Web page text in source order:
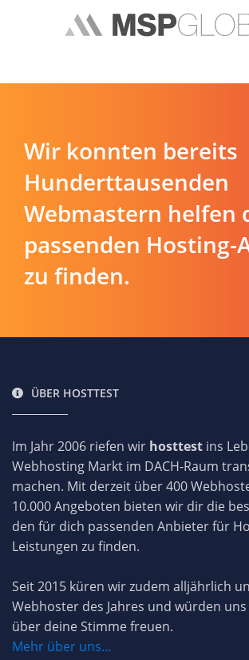
Wir konnten bereits
Hunderttausenden
Webmastern helfen
passenden Hosting-
zu finden.
ÜBER HOSTTEST
Im Jahr 2006 riefen wir hosttest ins
Webhosting Markt im DACH-Raum
machen. Mit derzeit über 400
10.000 Angeboten bieten wir dir die
den für dich passenden Anbieter für
Leistungen zu finden.
Seit 2015 küren wir zudem alljährlich
Webhoster des Jahres und würden
über deine Stimme freuen.
Mehr über uns...